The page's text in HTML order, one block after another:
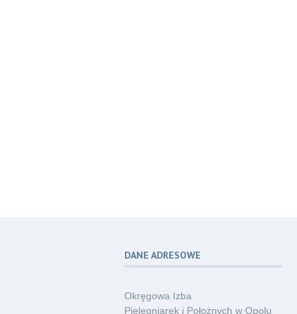
DANE ADRESOWE
Okręgowa Izba
Pielęgniarek i Położnych w Opolu